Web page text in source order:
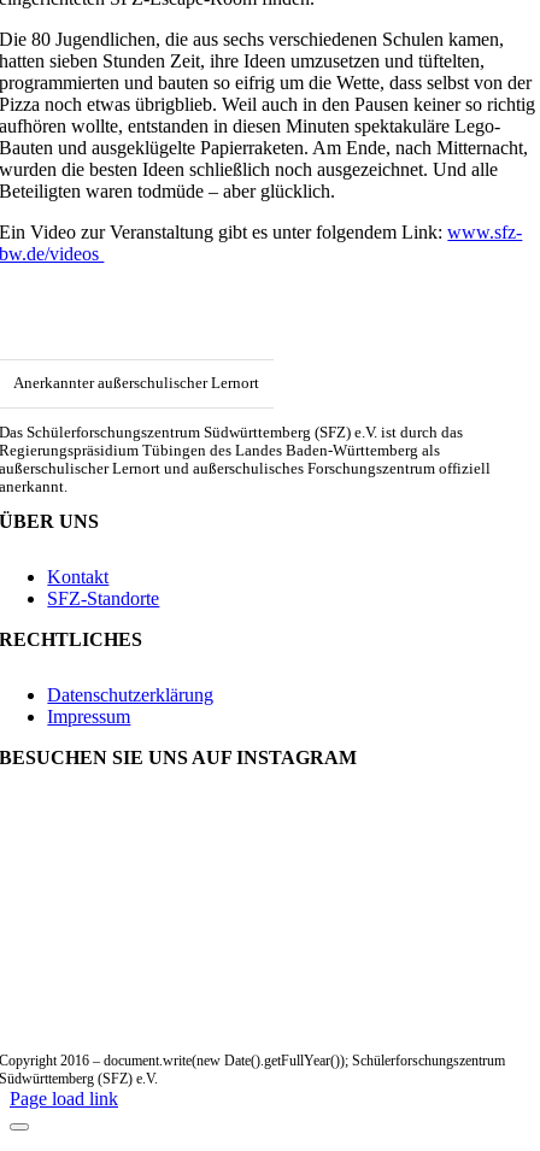
Die 80 Jugendlichen, die aus sechs verschiedenen Schulen kamen,
hatten sieben Stunden Zeit, ihre Ideen umzusetzen und tüftelten,
programmierten und bauten so eifrig um die Wette, dass selbst von der
Pizza noch etwas übrigblieb. Weil auch in den Pausen keiner so richtig
aufhören wollte, entstanden in diesen Minuten spektakuläre Lego-
Bauten und ausgeklügelte Papierraketen. Am Ende, nach Mitternacht,
wurden die besten Ideen schließlich noch ausgezeichnet. Und alle
Beteiligten waren todmüde – aber glücklich.
Ein Video zur Veranstaltung gibt es unter folgendem Link:www.sfz-
bw.de/videos
Anerkannter außerschulischer Lernort
Das Schülerforschungszentrum Südwürttemberg (SFZ) e.V. ist durch das
Regierungspräsidium Tübingen des Landes Baden-Württemberg als
außerschulischer Lernort und außerschulisches Forschungszentrum offiziell
anerkannt.
ÜBER UNS
Kontakt
SFZ-Standorte
RECHTLICHES
Datenschutzerklärung
Impressum
BESUCHEN SIE UNS AUF INSTAGRAM
Copyright 2016 – document.write(new Date().getFullYear()); Schülerforschungszentrum
Südwürttemberg (SFZ) e.V.
Page load link